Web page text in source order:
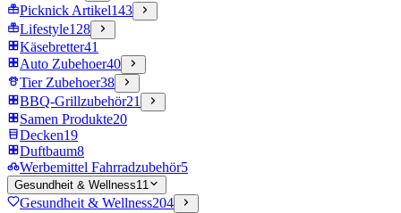
Picknick Artikel143
Lifestyle128
Käsebretter41
Auto Zubehoer40
Tier Zubehoer38
BBQ-Grillzubehör21
Samen Produkte20
Decken19
Duftbaum8
Werbemittel Fahrradzubehör5
Gesundheit & Wellness11
Gesundheit & Wellness204